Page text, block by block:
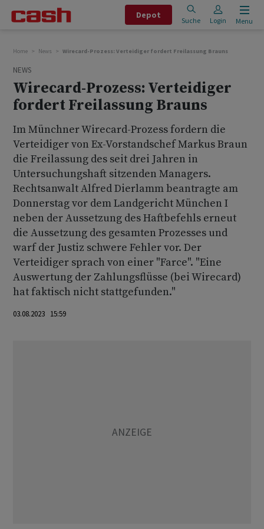
Depot
Suche Login Menu
Home News Wirecard-Prozess: Verteidiger fordert Freilassung Brauns
NEWS
Wirecard-Prozess: Verteidiger
fordert Freilassung Brauns
Im Münchner Wirecard-Prozess fordern die
Verteidiger von Ex-Vorstandschef Markus Braun
die Freilassung des seit drei Jahren in
Untersuchungshaft sitzenden Managers.
Rechtsanwalt Alfred Dierlamm beantragte am
Donnerstag vor dem Landgericht München I
neben der Aussetzung des Haftbefehls erneut
die Aussetzung des gesamten Prozesses und
warf der Justiz schwere Fehler vor. Der
Verteidiger sprach von einer "Farce". "Eine
Auswertung der Zahlungsflüsse (bei Wirecard)
hat faktisch nicht stattgefunden."
03.08.2023 15:59